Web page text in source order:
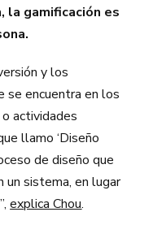
la gamificación es
y los
se encuentra en los
actividades
llamo ‘Diseño
de diseño que
un sistema, en lugar
explica Chou.